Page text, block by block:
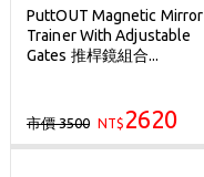
PuttOUT Magnetic Mirror
Trainer With Adjustable
Gates 推桿鏡組合...
市價 3500 NT$ 2620